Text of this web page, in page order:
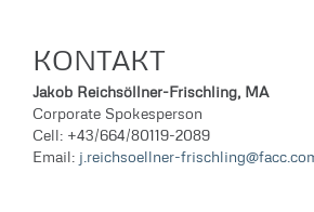
KONTAKT
Jakob Reichsöllner-Frischling, MA
Corporate Spokesperson
Cell: +43/664/80119-2089
Email: j.reichsoellner-